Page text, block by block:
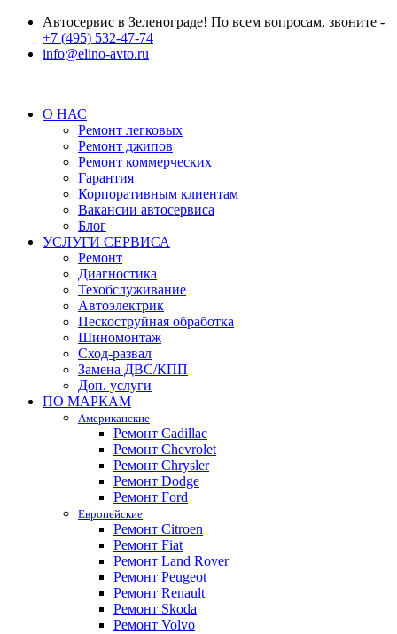
Автосервис в Зеленограде! По всем вопросам, звоните -
+7 (495) 532-47-74
info@elino-avto.ru
О НАС
Ремонт легковых
Ремонт джипов
Ремонт коммерческих
Гарантия
Корпоративным клиентам
Вакансии автосервиса
Блог
УСЛУГИ СЕРВИСА
Ремонт
Диагностика
Техобслуживание
Автоэлектрик
Пескоструйная обработка
Шиномонтаж
Сход-развал
Замена ДВС/КПП
Доп. услуги
ПО МАРКАМ
Американские
Ремонт Cadillac
Ремонт Chevrolet
Ремонт Chrysler
Ремонт Dodge
Ремонт Ford
Европейские
Ремонт Citroen
Ремонт Fiat
Ремонт Land Rover
Ремонт Peugeot
Ремонт Renault
Ремонт Skoda
Ремонт Volvo